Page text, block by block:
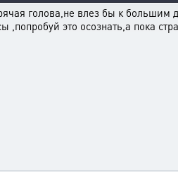
голова,не влез бы к
,попробуй это осознать,а пока